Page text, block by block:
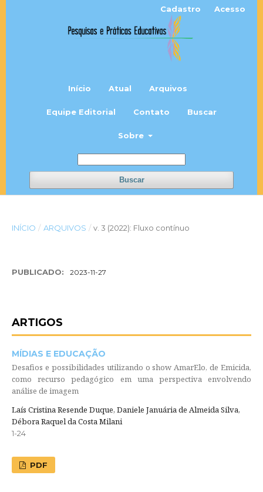
Início Atual Arquivos
Equipe Editorial Contato Buscar
Sobre
Buscar
Cadastro Acesso
INÍCIO / ARQUIVOS / v. 3 (2022): Fluxo contínuo
PUBLICADO: 2023-11-27
ARTIGOS
MÍDIAS E EDUCAÇÃO
Desafios e possibilidades utilizando o show AmarElo, de Emicida,
como recurso pedagógico em uma perspectiva envolvendo
análise de imagem
Laís Cristina Resende Duque, Daniele Januária de Almeida Silva,
Débora Raquel da Costa Milani
1-24
PDF